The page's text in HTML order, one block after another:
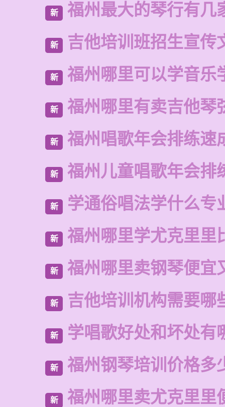
新 福州最大的琴行有几
新 吉他培训班招生宣传
新 福州哪里可以学音乐
新 福州哪里有卖吉他琴
新 福州唱歌年会排练速
新 福州儿童唱歌年会排
新 学通俗唱法学什么专
新 福州哪里学尤克里里
新 福州哪里卖钢琴便宜
新 吉他培训机构需要哪
新 学唱歌好处和坏处有
新 福州钢琴培训价格多
新 福州哪里卖尤克里里